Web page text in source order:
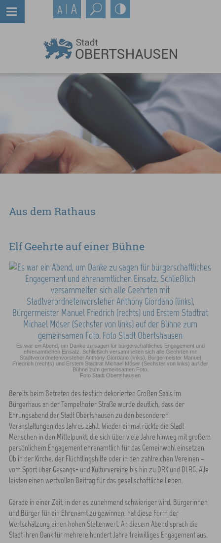
Aus dem Rathaus
Elf Geehrte auf einer Bühne
Es war ein Abend, um Danke zu sagen für bürgerschaftliches Engagement und
ehrenamtlichen Einsatz. Schließlich versammelten sich alle Geehrten mit
Stadtverordnetenvorsteher Anthony Giordano (links), Bürgermeister Manuel
Friedrich (rechts) und Erstem Stadtrat Michael Möser (Sechster von links) auf der
Bühne zum gemeinsamen Foto.
Foto Stadt Obertshausen
Bereits beim Betreten des festlich dekorierten Großen Saals im
Bürgerhaus an der Tempelhofer Straße wurde deutlich, dass der
Ehrungsabend der Stadt Obertshausen zu den besonderen
Veranstaltungen des Jahres zählt. Wieder einmal rückte die Stadt
Menschen in den Mittelpunkt, die sich über viele Jahre hinweg mit großem
persönlichem Engagement ehrenamtlich für das Gemeinwohl einsetzen.
Ob in der Kirche, der Flüchtlingshilfe oder in den zahlreichen Vereinen –
vom Sport über Gesangs- und Kulturvereine bis hin zu DRK und DLRG. Alle
leisten einen wertvollen Beitrag für das gesellschaftliche Leben.
Gerade in einer Zeit, in der es zunehmend schwieriger wird, Bürgerinnen
und Bürger für ein Ehrenamt zu gewinnen, hat diese Form der
Wertschätzung einen hohen Stellenwert. An diesem Abend sprach die
Stadt ihren Dank für mehrere hundert Jahre freiwilliges Engagement aus.